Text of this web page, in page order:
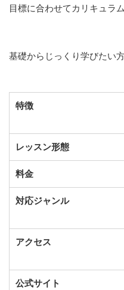
目標に合わせてカリキュラ
基礎からじっくり学びたい
特徴
レッスン形態
料金
対応ジャンル
アクセス
公式サイト